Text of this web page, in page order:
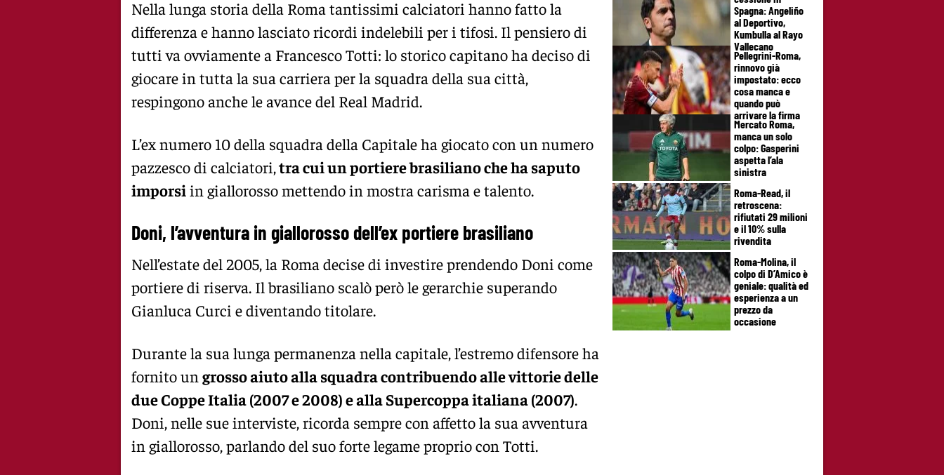
Nella lunga storia della Roma tantissimi calciatori hanno fatto la
differenza e hanno lasciato ricordi indelebili per i tifosi. Il pensiero di
tutti va ovviamente a Francesco Totti: lo storico capitano ha deciso di
giocare in tutta la sua carriera per la squadra della sua città,
respingono anche le avance del Real Madrid.
L’ex numero 10 della squadra della Capitale ha giocato con un numero
pazzesco di calciatori,tra cui un portiere brasiliano che ha saputo
imporsiin giallorosso mettendo in mostra carisma e talento.
Doni, l’avventura in giallorosso dell’ex portiere brasiliano
Nell’estate del 2005, la Roma decise di investire prendendo Doni come
portiere di riserva. Il brasiliano scalò però le gerarchie superando
Gianluca Curci e diventando titolare.
Durante la sua lunga permanenza nella capitale, l’estremo difensore ha
fornito un grosso aiuto alla squadra contribuendo alle vittorie delle
due Coppe Italia (2007 e 2008) e alla Supercoppa italiana (2007).
Doni, nelle sue interviste, ricorda sempre con affetto la sua avventura
in giallorosso, parlando del suo forte legame proprio con Totti.
Spagna: Angeliño
al Deportivo,
Kumbulla al Rayo
Vallecano
Pellegrini-Roma,
rinnovo già
impostato: ecco
cosa manca e
quando può
arrivare la firma
Mercato Roma,
manca un solo
colpo: Gasperini
aspetta l’ala
sinistra
Roma-Read, il
retroscena:
rifiutati 29 milioni
e il 10% sulla
rivendita
Roma-Molina, il
colpo di D’Amico è
geniale: qualità ed
esperienza a un
prezzo da
occasione